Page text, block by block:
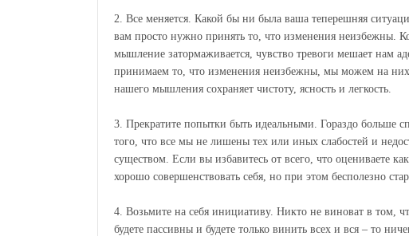
2. Все меняется. Какой бы ни была ваша теперешняя
вам просто нужно принять то, что изменения неизбежны.
мышление затормаживается, чувство тревоги мешает нам
принимаем то, что изменения неизбежны, мы можем на них
нашего мышления сохраняет чистоту, ясность и легкость.
3. Прекратите попытки быть идеальными. Гораздо больше
того, что все мы не лишены тех или иных слабостей и
существом. Если вы избавитесь от всего, что оцениваете
хорошо совершенствовать себя, но при этом бесполезно
4. Возьмите на себя инициативу. Никто не виноват в том,
будете пассивны и будете только винить всех и вся – то